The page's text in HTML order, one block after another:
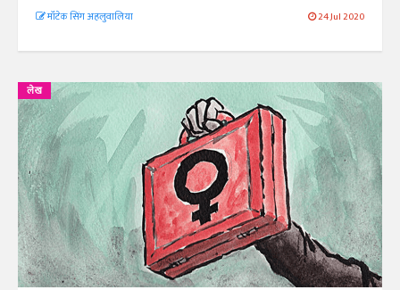
मॉंटेक सिंग अहलुवालिया 24 Jul 2020
लेख